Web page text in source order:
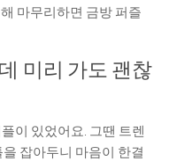
마무리하면 금방 퍼즐
미리 가도 괜찮
이 있었어요. 그땐 트렌
잡아두니 마음이 한결